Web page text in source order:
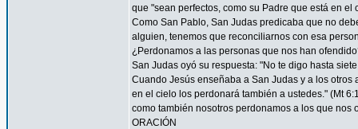
que "sean perfectos, como su Padre que está en el
Como San Pablo, San Judas predicaba que no
alguien, tenemos que reconciliarnos con esa
¿Perdonamos a las personas que nos han
San Judas oyó su respuesta: "No te digo hasta
Cuando Jesús enseñaba a San Judas y a los
en el cielo los perdonará también a ustedes." (Mt
como también nosotros perdonamos a los que nos
ORACIÓN